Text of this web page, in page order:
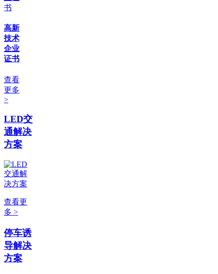
高新
技术
企业
证书
查看
更多
>
LED交
通解决
方案
查看更
多 >
停车诱
导解决
方案